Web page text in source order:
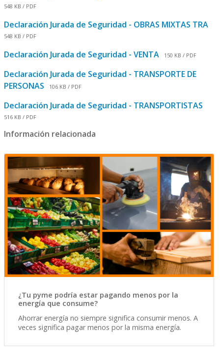
548 KB / PDF
Declaración Jurada de Seguridad - OBRAS MIXTAS TRA
548 KB / PDF
Declaración Jurada de Seguridad - VENTA 150 KB / PDF
Declaración Jurada de Seguridad - TRANSPORTE DE
PERSONAS
106 KB / PDF
Declaración Jurada de Seguridad - TRANSPORTISTAS
516 KB / PDF
Información relacionada
¿Tu pyme podría estar pagando menos por la
energía que consume?
Ahorrar energía no siempre significa consumir menos. A
veces significa pagar menos por la misma energía.